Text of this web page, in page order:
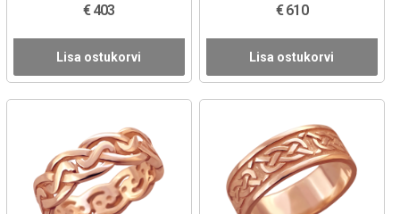
€ 403
Lisa ostukorvi
€ 610
Lisa ostukorvi